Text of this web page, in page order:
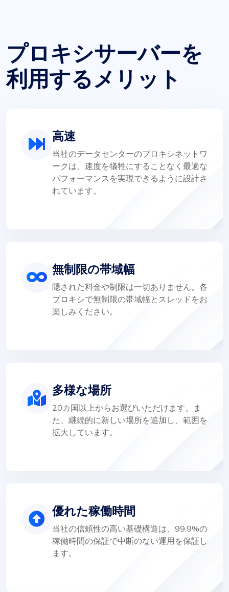
プロキシサーバーを
利用するメリット
高速
当社のデータセンターのプロキシネットワ
ークは、速度を犠牲にすることなく最適な
パフォーマンスを実現できるように設計さ
れています。
無制限の帯域幅
隠された料金や制限は一切ありません。各
プロキシで無制限の帯域幅とスレッドをお
楽しみください。
多様な場所
20カ国以上からお選びいただけます。ま
た、継続的に新しい場所を追加し、範囲を
拡大しています。
優れた稼働時間
当社の信頼性の高い基礎構造は、99.9%の
稼働時間の保証で中断のない運用を保証し
ます。